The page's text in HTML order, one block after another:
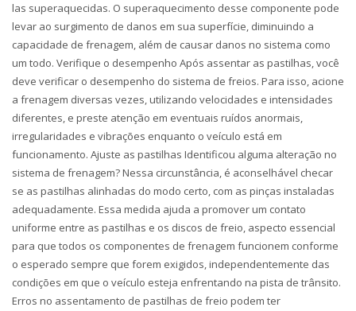
las superaquecidas. O superaquecimento desse componente pode
levar ao surgimento de danos em sua superfície, diminuindo a
capacidade de frenagem, além de causar danos no sistema como
um todo. Verifique o desempenho Após assentar as pastilhas, você
deve verificar o desempenho do sistema de freios. Para isso, acione
a frenagem diversas vezes, utilizando velocidades e intensidades
diferentes, e preste atenção em eventuais ruídos anormais,
irregularidades e vibrações enquanto o veículo está em
funcionamento. Ajuste as pastilhas Identificou alguma alteração no
sistema de frenagem? Nessa circunstância, é aconselhável checar
se as pastilhas alinhadas do modo certo, com as pinças instaladas
adequadamente. Essa medida ajuda a promover um contato
uniforme entre as pastilhas e os discos de freio, aspecto essencial
para que todos os componentes de frenagem funcionem conforme
o esperado sempre que forem exigidos, independentemente das
condições em que o veículo esteja enfrentando na pista de trânsito.
Erros no assentamento de pastilhas de freio podem ter